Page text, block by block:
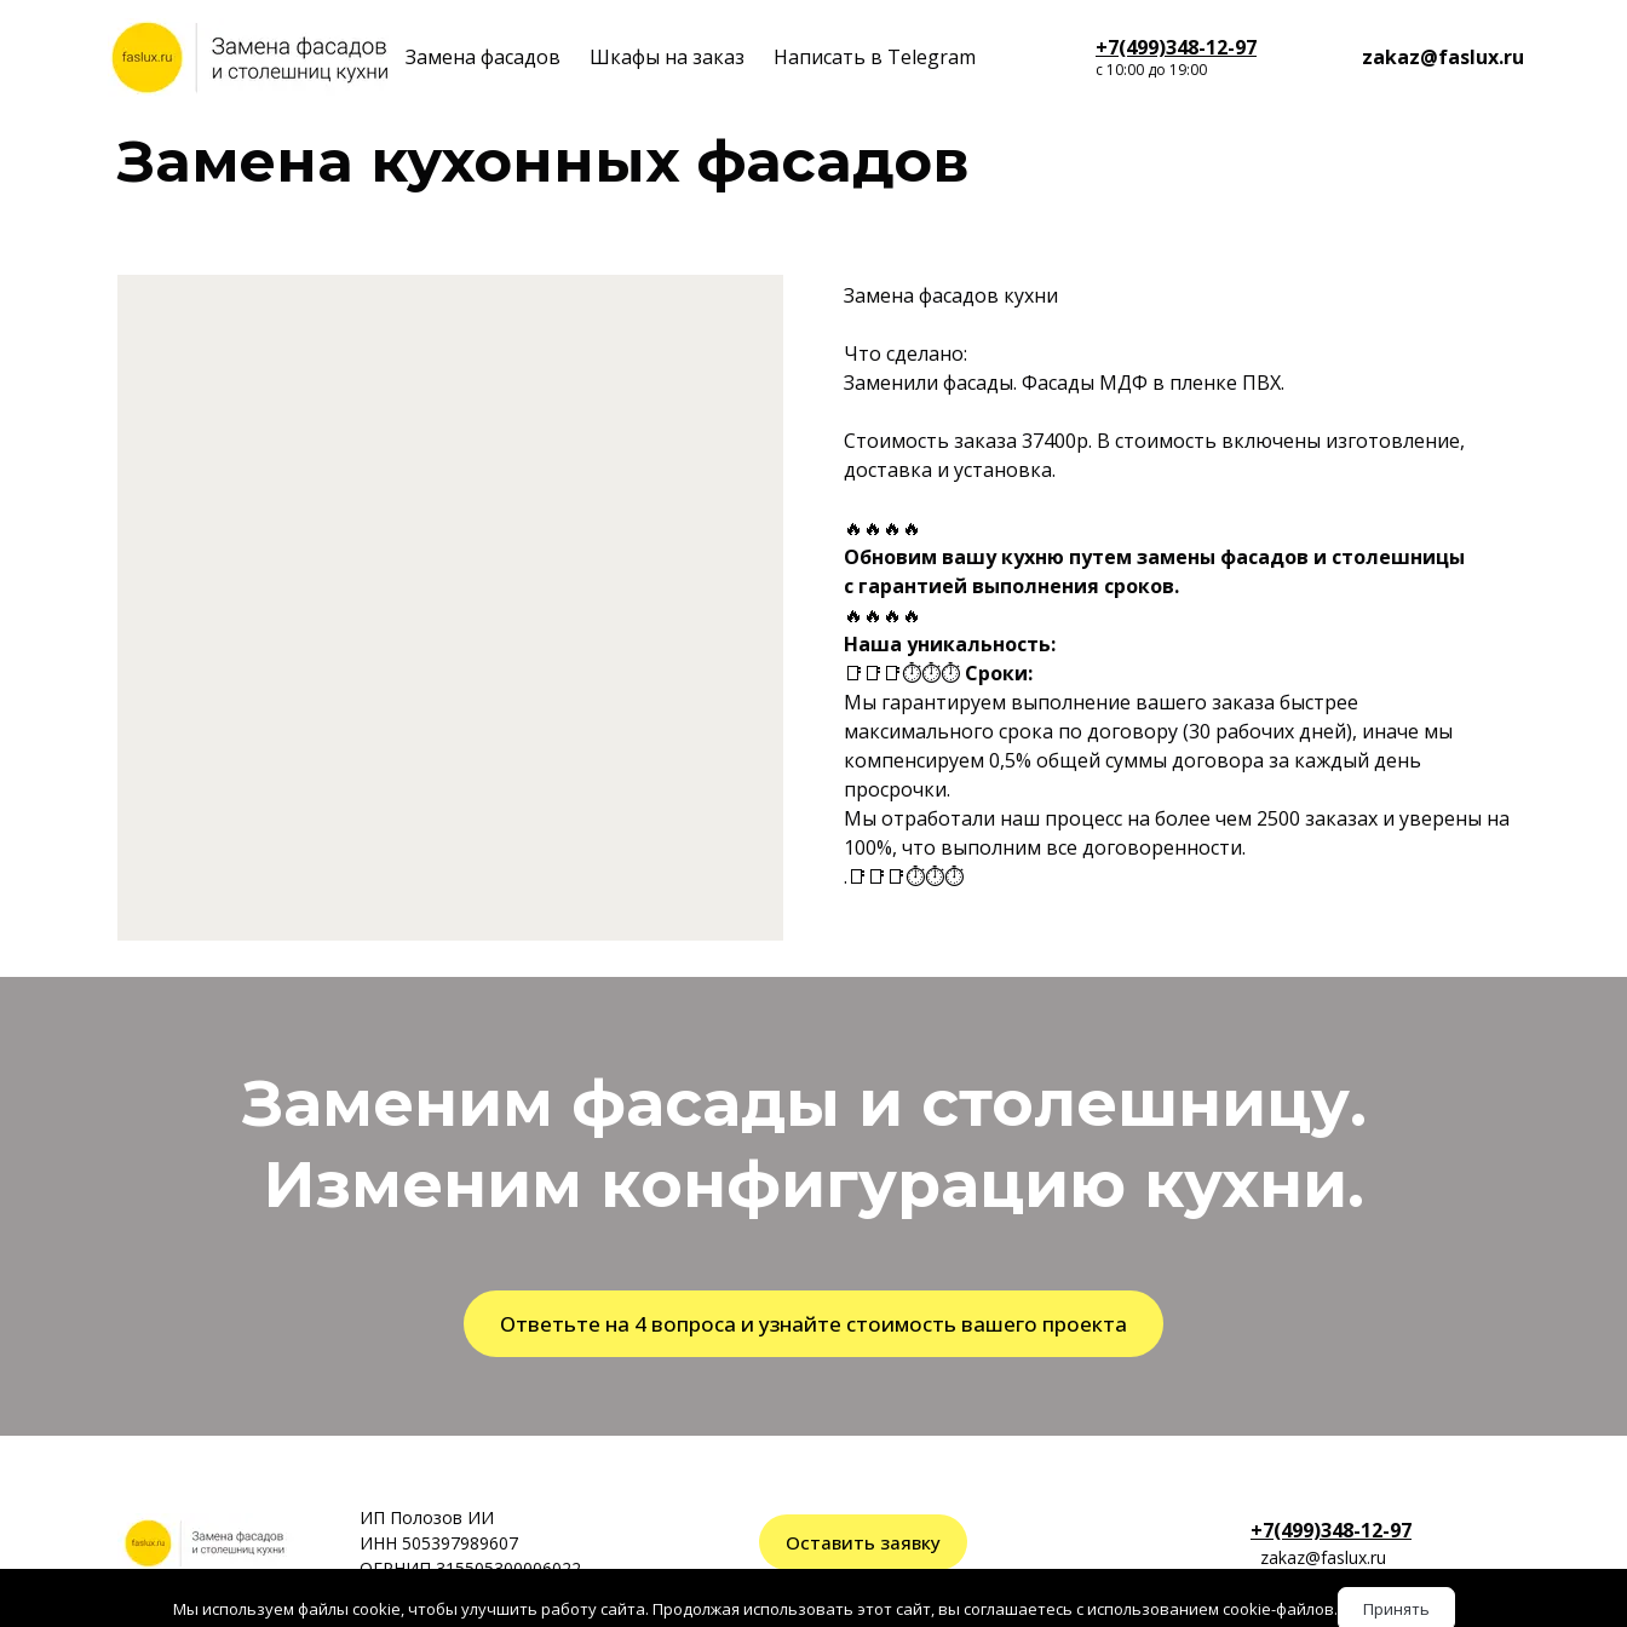
Замена фасадов Шкафы на заказ Написать в Telegram +7(499)348-12-97
с 10:00 до 19:00 zakaz@faslux.ru
Замена кухонных фасадов
Замена фасадов кухни
Что сделано:
Заменили фасады. Фасады МДФ в пленке ПВХ.
Стоимость заказа 37400р. В стоимость включены изготовление,
доставка и установка.
🔥🔥🔥🔥
Обновим вашу кухню путем замены фасадов и столешницы
с гарантией выполнения сроков.
🔥🔥🔥🔥
Наша уникальность:
📑📑📑⏱⏱⏱ Сроки:
Мы гарантируем выполнение вашего заказа быстрее
максимального срока по договору (30 рабочих дней), иначе мы
компенсируем 0,5% общей суммы договора за каждый день
просрочки.
Мы отработали наш процесс на более чем 2500 заказах и уверены на
100%, что выполним все договоренности.
.📑📑📑⏱⏱⏱
Заменим фасады и столешницу.
Изменим конфигурацию кухни.
Ответьте на 4 вопроса и узнайте стоимость вашего проекта
ИП Полозов ИИ
ИНН 505397989607
ОГРНИП 315505300006022
Оставить заявку +7(499)348-12-97
zakaz@faslux.ru
Мы используем файлы cookie, чтобы улучшить работу сайта. Продолжая использовать этот сайт, вы соглашаетесь с использованием cookie-файлов. Принять